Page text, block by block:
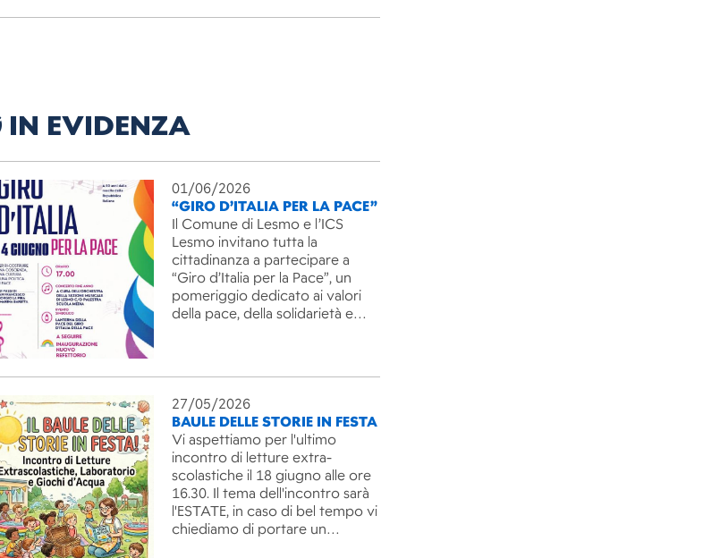
IN EVIDENZA
01/06/2026
“GIRO D’ITALIA PER LA PACE”
Il Comune di Lesmo e l’ICS
Lesmo invitano tutta la
cittadinanza a partecipare a
“Giro d’Italia per la Pace”, un
pomeriggio dedicato ai valori
della pace, della solidarietà e…
27/05/2026
BAULE DELLE STORIE IN FESTA
Vi aspettiamo per l'ultimo
incontro di letture extra-
scolastiche il 18 giugno alle ore
16.30. Il tema dell'incontro sarà
l'ESTATE, in caso di bel tempo vi
chiediamo di portare un…